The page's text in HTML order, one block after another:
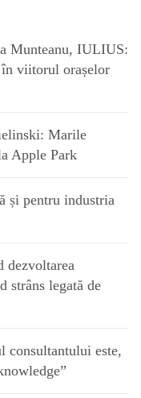
Munteanu, IULIUS:
viitorul orașelor
Marile
Apple Park
și pentru industria
dezvoltarea
strâns legată de
consultantului este,